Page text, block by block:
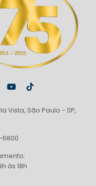
Vista, São Paulo - SP,
6800
às 18h